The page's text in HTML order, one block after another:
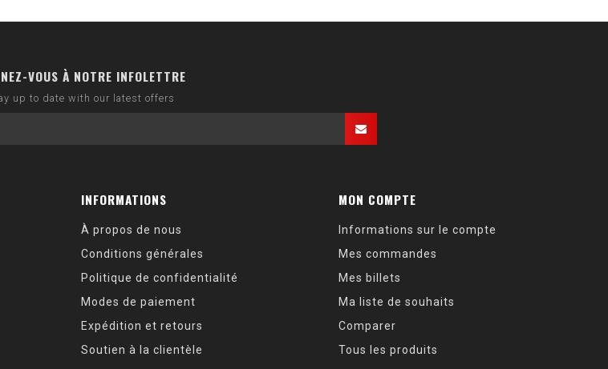
VOUS À NOTRE INFOLETTRE
up to date with our latest offers
INFORMATIONS
À propos de nous
Conditions générales
Politique de confidentialité
Modes de paiement
Expédition et retours
Soutien à la clientèle
MON COMPTE
Informations sur le compte
Mes commandes
Mes billets
Ma liste de souhaits
Comparer
Tous les produits